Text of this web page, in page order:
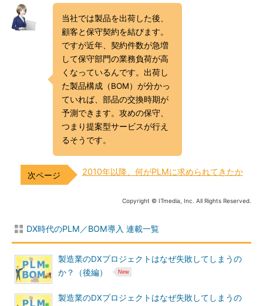
当社では製品を出荷した後、
顧客と保守契約を結びます。
ですが近年、契約件数が急増
して保守部門の業務負荷が高
くなっているんです。出荷し
た製品構成（BOM）が分かっ
ていれば、部品の交換時期が
予測できます。攻めの保守、
つまり提案型サービスが行え
るそうです。
2010年以降、何がPLMに求められてきたか
Copyright © ITmedia, Inc. All Rights Reserved.
DX時代のPLM／BOM導入 連載一覧
製造業のDXプロジェクトはなぜ失敗してしまうの
か？（後編）
製造業のDXプロジェクトはなぜ失敗してしまうの